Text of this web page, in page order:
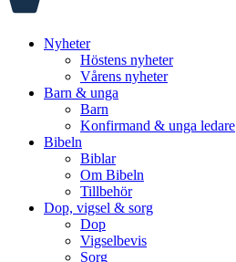
Nyheter
Höstens nyheter
Vårens nyheter
Barn & unga
Barn
Konfirmand & unga ledare
Bibeln
Biblar
Om Bibeln
Tillbehör
Dop, vigsel & sorg
Dop
Vigselbevis
Sorg